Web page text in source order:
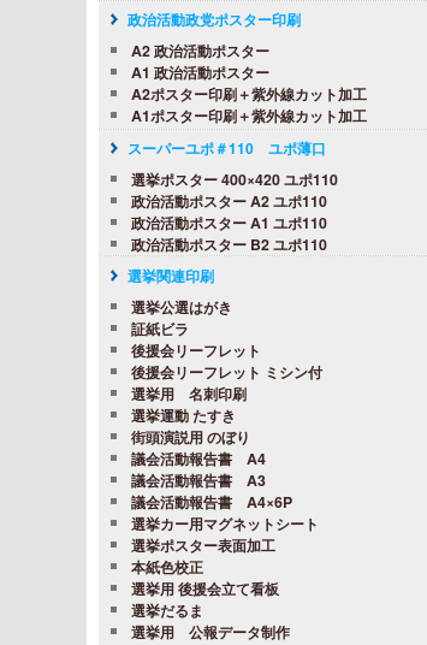
政治活動政党ポスター印刷
A2 政治活動ポスター
A1 政治活動ポスター
A2ポスター印刷＋紫外線カット加工
A1ポスター印刷＋紫外線カット加工
スーパーユポ＃110 ユポ薄口
選挙ポスター 400×420 ユポ110
政治活動ポスター A2 ユポ110
政治活動ポスター A1 ユポ110
政治活動ポスター B2 ユポ110
選挙関連印刷
選挙公選はがき
証紙ビラ
後援会リーフレット
後援会リーフレット ミシン付
選挙用 名刺印刷
選挙運動 たすき
街頭演説用 のぼり
議会活動報告書 A4
議会活動報告書 A3
議会活動報告書 A4×6P
選挙カー用マグネットシート
選挙ポスター表面加工
本紙色校正
選挙用 後援会立て看板
選挙だるま
選挙用 公報データ制作